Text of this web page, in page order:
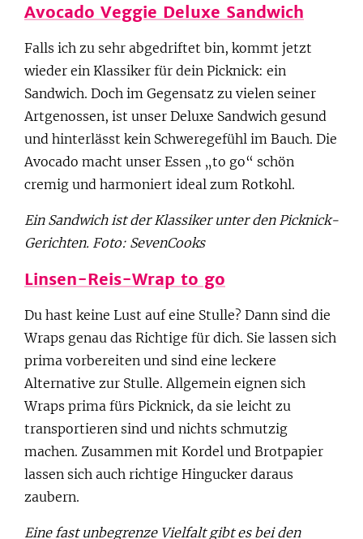
Avocado Veggie Deluxe Sandwich
Falls ich zu sehr abgedriftet bin, kommt jetzt
wieder ein Klassiker für dein Picknick: ein
Sandwich. Doch im Gegensatz zu vielen seiner
Artgenossen, ist unser Deluxe Sandwich gesund
und hinterlässt kein Schweregefühl im Bauch. Die
Avocado macht unser Essen „to go“ schön
cremig und harmoniert ideal zum Rotkohl.
Ein Sandwich ist der Klassiker unter den Picknick-
Gerichten. Foto: SevenCooks
Linsen-Reis-Wrap to go
Du hast keine Lust auf eine Stulle? Dann sind die
Wraps genau das Richtige für dich. Sie lassen sich
prima vorbereiten und sind eine leckere
Alternative zur Stulle. Allgemein eignen sich
Wraps prima fürs Picknick, da sie leicht zu
transportieren sind und nichts schmutzig
machen. Zusammen mit Kordel und Brotpapier
lassen sich auch richtige Hingucker daraus
zaubern.
Eine fast unbegrenze Vielfalt gibt es bei den